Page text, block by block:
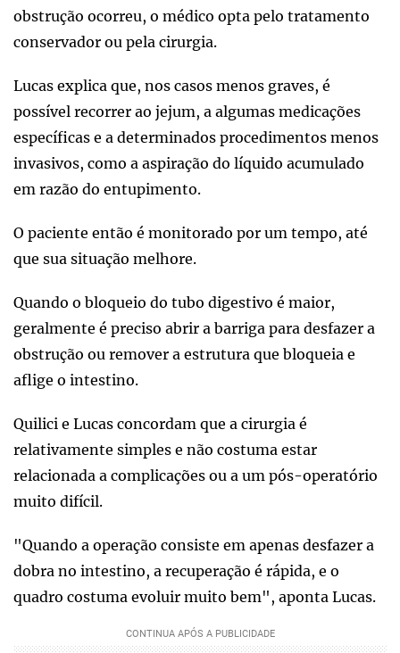
obstrução ocorreu, o médico opta pelo tratamento
conservador ou pela cirurgia.
Lucas explica que, nos casos menos graves, é
possível recorrer ao jejum, a algumas medicações
específicas e a determinados procedimentos menos
invasivos, como a aspiração do líquido acumulado
em razão do entupimento.
O paciente então é monitorado por um tempo, até
que sua situação melhore.
Quando o bloqueio do tubo digestivo é maior,
geralmente é preciso abrir a barriga para desfazer a
obstrução ou remover a estrutura que bloqueia e
aflige o intestino.
Quilici e Lucas concordam que a cirurgia é
relativamente simples e não costuma estar
relacionada a complicações ou a um pós-operatório
muito difícil.
"Quando a operação consiste em apenas desfazer a
dobra no intestino, a recuperação é rápida, e o
quadro costuma evoluir muito bem", aponta Lucas.